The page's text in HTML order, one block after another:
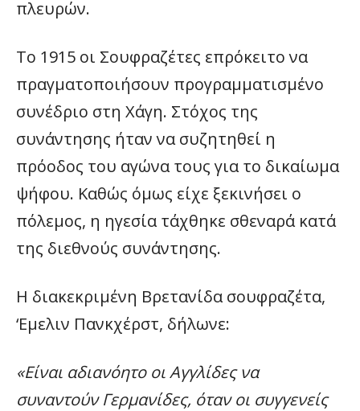
πλευρών.
Το 1915 οι Σουφραζέτες επρόκειτο να
πραγματοποιήσουν προγραμματισμένο
συνέδριο στη Χάγη. Στόχος της
συνάντησης ήταν να συζητηθεί η
πρόοδος του αγώνα τους για το δικαίωμα
ψήφου. Καθώς όμως είχε ξεκινήσει ο
πόλεμος, η ηγεσία τάχθηκε σθεναρά κατά
της διεθνούς συνάντησης.
Η διακεκριμένη Βρετανίδα σουφραζέτα,
‘Εμελιν Πανκχέρστ, δήλωνε:
«Είναι αδιανόητο οι Αγγλίδες να
συναντούν Γερμανίδες, όταν οι συγγενείς